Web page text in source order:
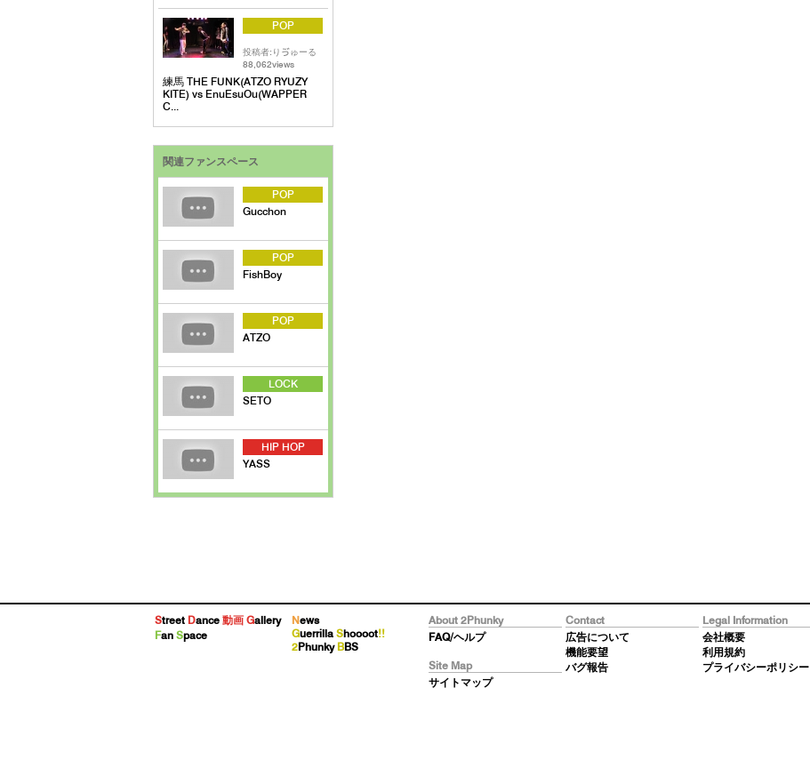
POP
投稿者:りゔゅーる
88,062views
練馬 THE FUNK(ATZO RYUZY
KITE) vs EnuEsuOu(WAPPER
C...
関連ファンスペース
POP
Gucchon
POP
FishBoy
POP
ATZO
LOCK
SETO
HIP HOP
YASS
Street Dance 動画 Gallery
Fan Space
News
Guerrilla Shoooot!!
2Phunky BBS
About 2Phunky
FAQ/ヘルプ
Site Map
サイトマップ
Contact
広告について
機能要望
バグ報告
Legal Information
会社概要
利用規約
プライバシーポリシー